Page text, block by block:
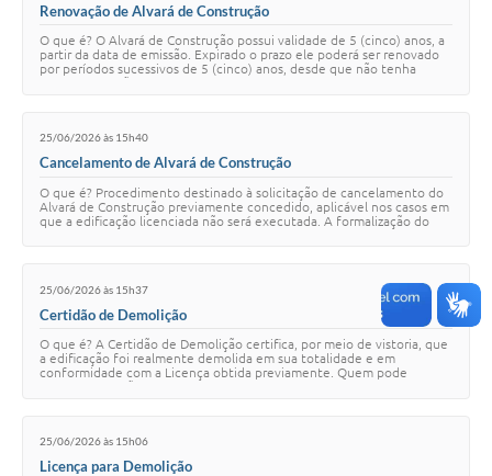
Renovação de Alvará de Construção
O que é? O Alvará de Construção possui validade de 5 (cinco) anos, a
partir da data de emissão. Expirado o prazo ele poderá ser renovado
por períodos sucessivos de 5 (cinco) anos, desde que não tenha
25/06/2026 às 15h40
Cancelamento de Alvará de Construção
O que é? Procedimento destinado à solicitação de cancelamento do
Alvará de Construção previamente concedido, aplicável nos casos em
que a edificação licenciada não será executada. A formalização do
25/06/2026 às 15h37
Certidão de Demolição
O que é? A Certidão de Demolição certifica, por meio de vistoria, que
a edificação foi realmente demolida em sua totalidade e em
conformidade com a Licença obtida previamente. Quem pode
25/06/2026 às 15h06
Licença para Demolição